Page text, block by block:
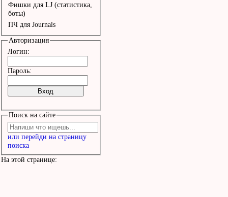
Фишки для LJ (статистика,
боты)
ПЧ для Journals
Авторизация
Логин:
Пароль:
Поиск на сайте
или перейди на страницу
поиска
На этой странице: